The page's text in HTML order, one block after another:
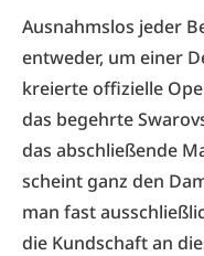
Ausnahmslos jeder
entweder, um einer
kreierte offizielle
das begehrte
das abschließende
scheint ganz den
man fast
die Kundschaft an